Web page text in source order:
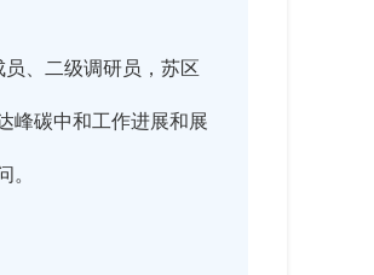
、二级调研员，苏区
峰碳中和工作进展和展
。